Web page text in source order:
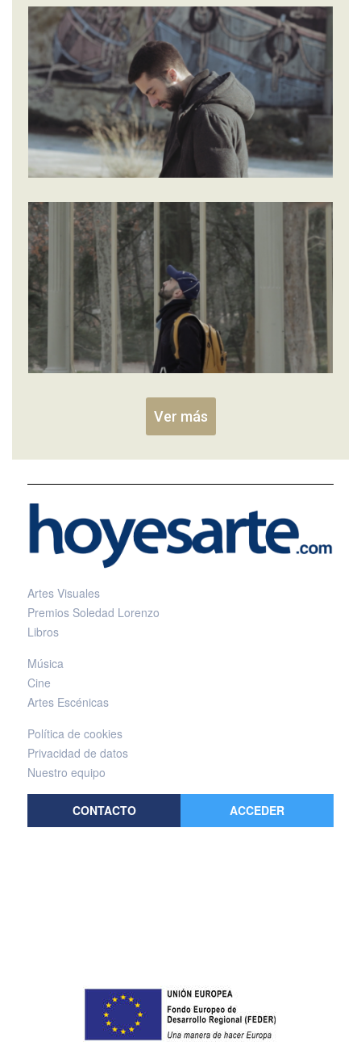
Ver más
Artes Visuales
Premios Soledad Lorenzo
Libros
Música
Cine
Artes Escénicas
Política de cookies
Privacidad de datos
Nuestro equipo
CONTACTO ACCEDER